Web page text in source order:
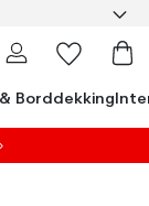
Borddekking